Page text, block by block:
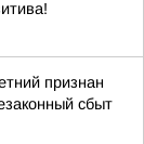
признан
сбыт